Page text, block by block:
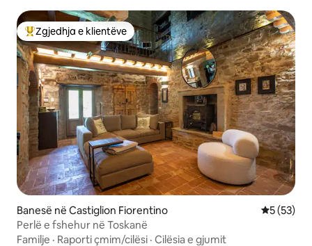
Më të mirat e zgjedhjeve të klientëve
Zgjedhja e klientëve
Banesë në Castiglion Fiorentino Vlerësimi
5 (53)
Perlë e fshehur në Toskanë
Familje · Raporti çmim/cilësi · Cilësia e gjumit